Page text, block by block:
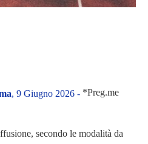
, 9 Giugno 2026 - *Preg.me
secondo le modalità da